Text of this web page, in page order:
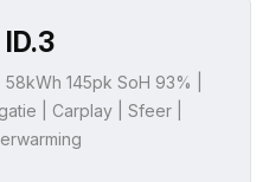
145pk SoH 93% |
| Carplay | Sfeer |